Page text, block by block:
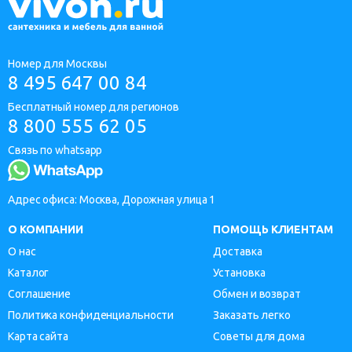
Номер для Москвы
8 495 647 00 84
Бесплатный номер для регионов
8 800 555 62 05
Связь по whatsapp
Адрес офиса: Москва, Дорожная улица 1
О КОМПАНИИ
О нас
Каталог
Соглашение
Политика конфиденциальности
Карта сайта
ПОМОЩЬ КЛИЕНТАМ
Доставка
Установка
Обмен и возврат
Заказать легко
Советы для дома